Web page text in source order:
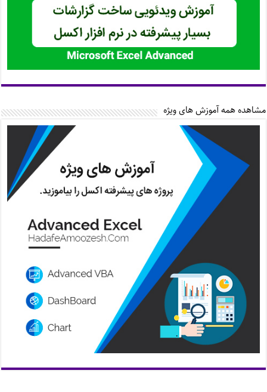
مشاهده همه آموزش های ویژه